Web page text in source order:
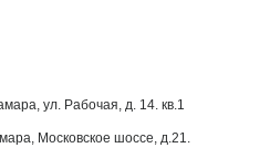
ул. Рабочая, д. 14. кв.1
Московское шоссе, д.21.